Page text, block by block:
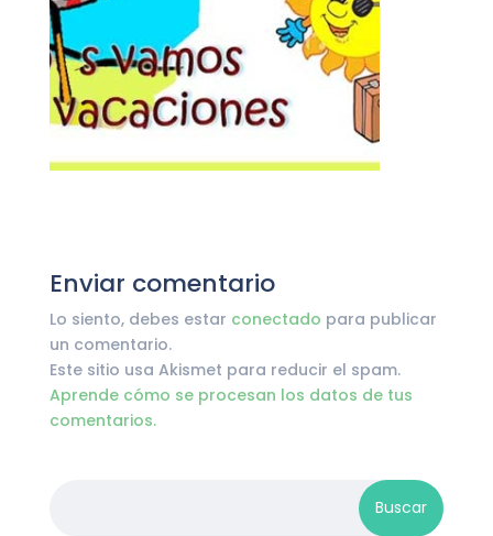
Enviar comentario
Lo siento, debes estar conectado para publicar
un comentario.
Este sitio usa Akismet para reducir el spam.
Aprende cómo se procesan los datos de tus
comentarios.